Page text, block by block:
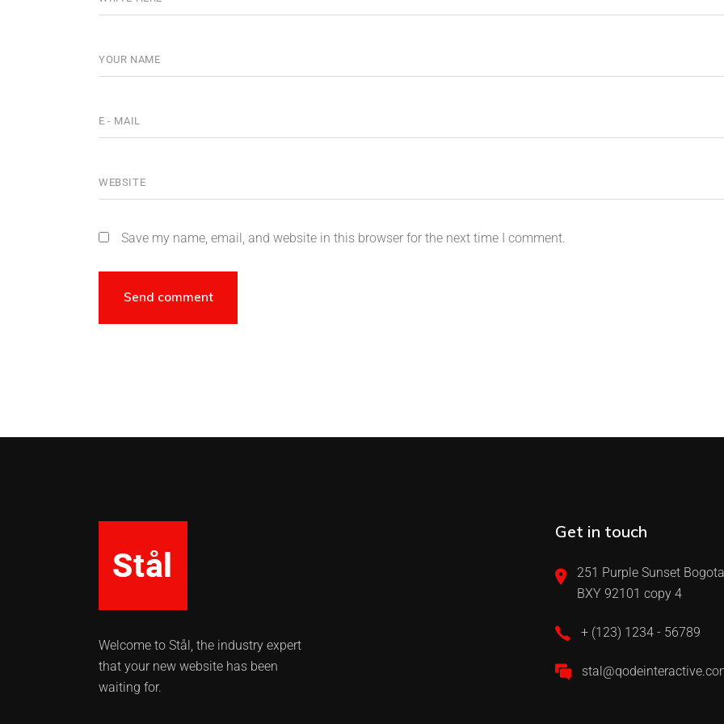
Save my name, email, and website in this browser for the next time I comment.
Welcome to Stål, the industry expert
that your new website has been
waiting for.
Get in touch
251 Purple Sunset
BXY 92101 copy 4
+ (123) 1234 - 56789